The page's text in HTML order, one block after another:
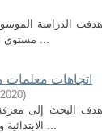
هدفت الدراسة
مستوي الرضا عن الحياة لدى الطالب الجامعي بكلية الآداب بزليتن وعلاقته بوقت الفراغ. وقد اعتمد الباحث علي في ...
اتجاهات معلمات
2020)
هدف البحث إلى معرفة
الابتدائية ولتحقيق ذلك أستخدم المنهج الوصفي التحليلي، تمثل مجتمع البحث في معلمات الرياضيات في مرحلة التعليم ...